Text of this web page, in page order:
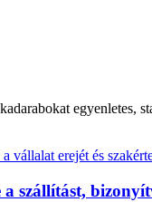
egyenletes,
szállítást,